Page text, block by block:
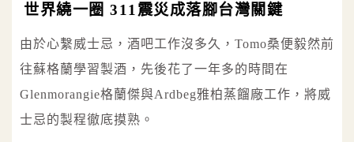
世界繞一圈 311震災成落腳台灣關鍵
由於心繫威士忌，酒吧工作沒多久，Tomo桑便毅然前
往蘇格蘭學習製酒，先後花了一年多的時間在
Glenmorangie格蘭傑與Ardbeg雅柏蒸餾廠工作，將威
士忌的製程徹底摸熟。